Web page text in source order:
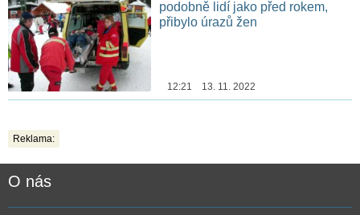
podobně lidí jako před rokem,
přibylo úrazů žen
12:21 13. 11. 2022
Reklama:
O nás